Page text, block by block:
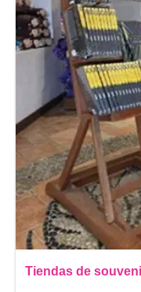
Tiendas de